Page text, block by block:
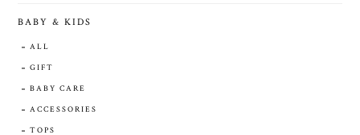
BABY & KIDS
ALL
GIFT
BABY CARE
ACCESSORIES
TOPS